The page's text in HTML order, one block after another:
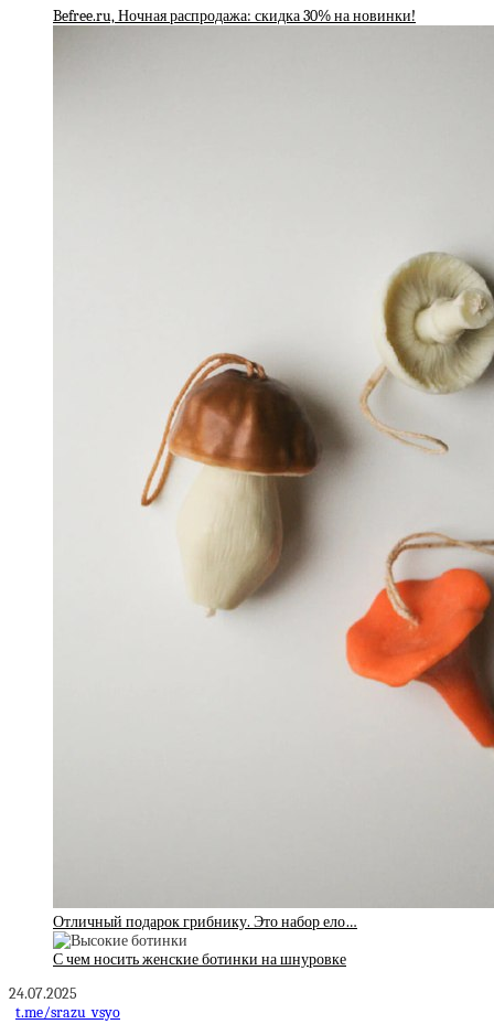
Befree.ru, Ночная распродажа: скидка 30% на новинки!
Отличный подарок грибнику. Это набор ело…
С чем носить женские ботинки на шнуровке
24.07.2025
t.me/srazu_vsyo